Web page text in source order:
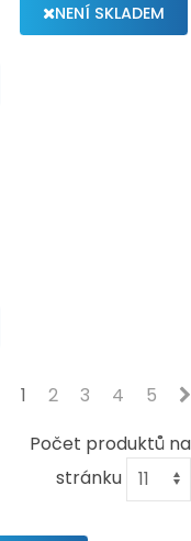
NENÍ SKLADEM
1 2 3 4
5
Počet produktů na
stránku